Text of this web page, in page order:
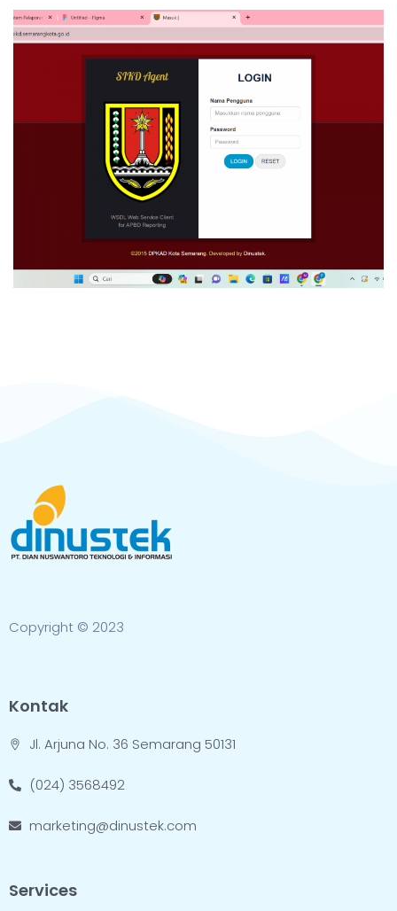
Copyright © 2023
Kontak
Jl. Arjuna No. 36 Semarang 50131
(024) 3568492
marketing@dinustek.com
Services